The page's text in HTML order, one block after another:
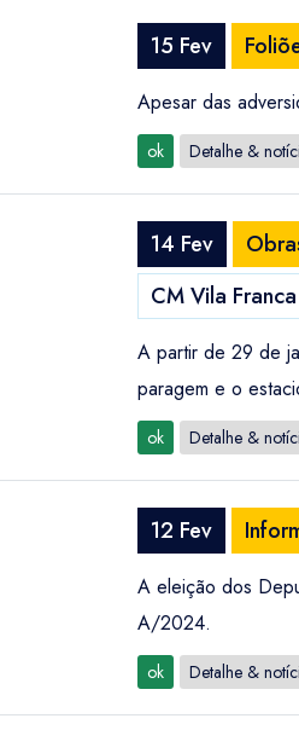
15 Fev
Apesar das
ok Detalhe &
14 Fev
CM Vila
A partir de 29 de
paragem e o
ok Detalhe &
12 Fev
A eleição dos
A/2024.
ok Detalhe &